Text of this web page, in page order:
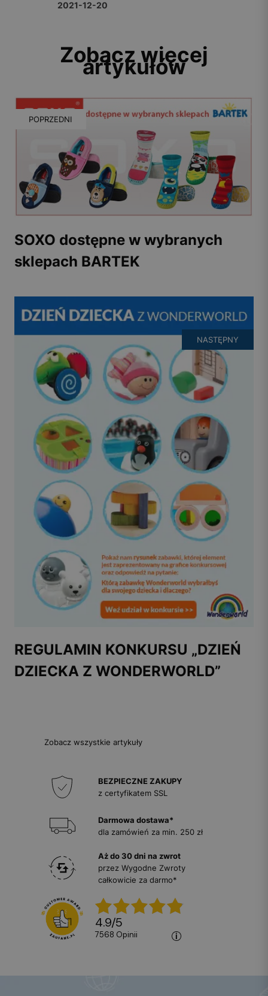
2021-12-20
Zobacz więcej
artykułów
POPRZEDNI
SOXO dostępne w wybranych
sklepach BARTEK
NASTĘPNY
REGULAMIN KONKURSU „DZIEŃ
DZIECKA Z WONDERWORLD”
Zobacz wszystkie artykuły
BEZPIECZNE ZAKUPY
z certyfikatem SSL
Darmowa dostawa*
dla zamówień za min. 250 zł
Aż do 30 dni na zwrot
przez Wygodne Zwroty
całkowicie za darmo*
4.9/5
7568 opinii